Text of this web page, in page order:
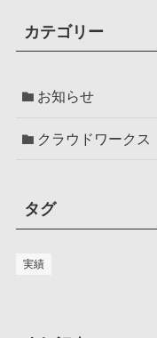
カテゴリー
お知らせ
クラウドワークス
タグ
実績